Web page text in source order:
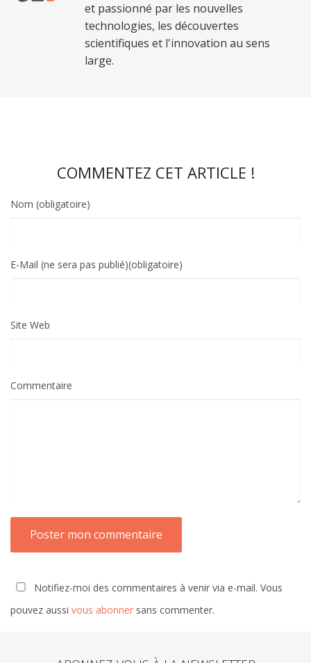
et passionné par les nouvelles
technologies, les découvertes
scientifiques et l'innovation au sens
large.
COMMENTEZ CET ARTICLE !
Nom (obligatoire)
E-Mail (ne sera pas publié)(obligatoire)
Site Web
Commentaire
Notifiez-moi des commentaires à venir via e-mail. Vous
pouvez aussi vous abonner sans commenter.